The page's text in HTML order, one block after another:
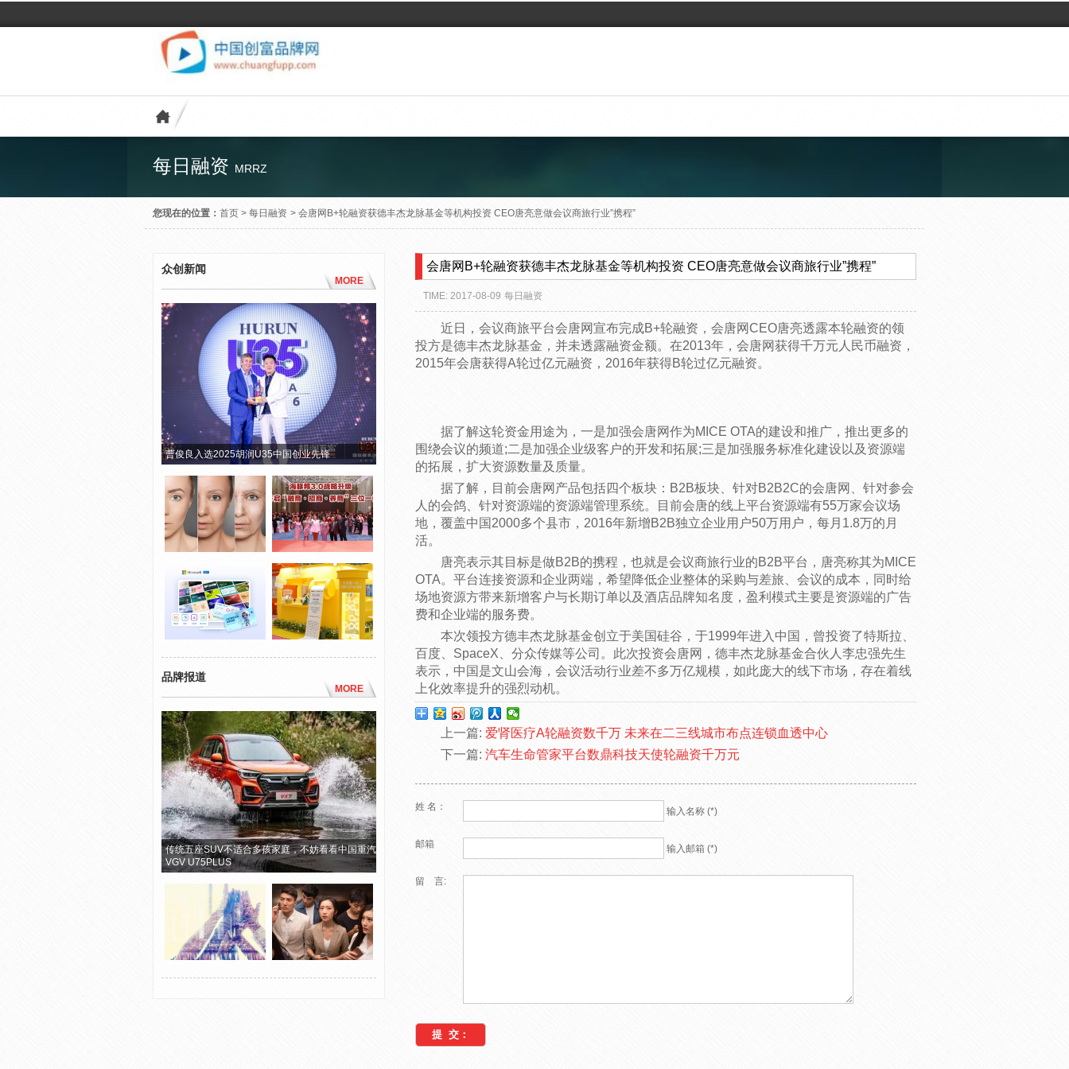
每日融资 MRRZ
您现在的位置： 首页 > 每日融资 > 会唐网B+轮融资获德丰杰龙脉基金等机构投资 CEO唐亮意做会议商旅行业”携程”
众创新闻
MORE
曹俊良入选2025胡润U35中国创业先锋
品牌报道
MORE
传统五座SUV不适合多孩家庭，不妨看看中国重汽
VGV U75PLUS
会唐网B+轮融资获德丰杰龙脉基金等机构投资 CEO唐亮意做会议商旅行业”携程”
TIME: 2017-08-09 每日融资
近日，会议商旅平台会唐网宣布完成B+轮融资，会唐网CEO唐亮透露本轮融资的领
投方是德丰杰龙脉基金，并未透露融资金额。在2013年，会唐网获得千万元人民币融资，
2015年会唐获得A轮过亿元融资，2016年获得B轮过亿元融资。
据了解这轮资金用途为，一是加强会唐网作为MICE OTA的建设和推广，推出更多的
围绕会议的频道;二是加强企业级客户的开发和拓展;三是加强服务标准化建设以及资源端
的拓展，扩大资源数量及质量。
据了解，目前会唐网产品包括四个板块：B2B板块、针对B2B2C的会唐网、针对参会
人的会鸽、针对资源端的资源端管理系统。目前会唐的线上平台资源端有55万家会议场
地，覆盖中国2000多个县市，2016年新增B2B独立企业用户50万用户，每月1.8万的月
活。
唐亮表示其目标是做B2B的携程，也就是会议商旅行业的B2B平台，唐亮称其为MICE
OTA。平台连接资源和企业两端，希望降低企业整体的采购与差旅、会议的成本，同时给
场地资源方带来新增客户与长期订单以及酒店品牌知名度，盈利模式主要是资源端的广告
费和企业端的服务费。
本次领投方德丰杰龙脉基金创立于美国硅谷，于1999年进入中国，曾投资了特斯拉、
百度、SpaceX、分众传媒等公司。此次投资会唐网，德丰杰龙脉基金合伙人李忠强先生
表示，中国是文山会海，会议活动行业差不多万亿规模，如此庞大的线下市场，存在着线
上化效率提升的强烈动机。
上一篇: 爱肾医疗A轮融资数千万 未来在二三线城市布点连锁血透中心
下一篇: 汽车生命管家平台数鼎科技天使轮融资千万元
姓 名： 输入名称 (*)
邮箱 输入邮箱 (*)
留 言: